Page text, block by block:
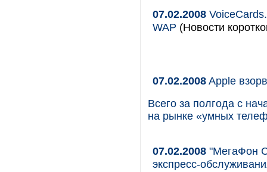
07.02.2008
WAP (Новости
07.02.2008Apple
Всего за полгода с
на рынке «умных
07.02.2008 "МегаФон
экспресс-